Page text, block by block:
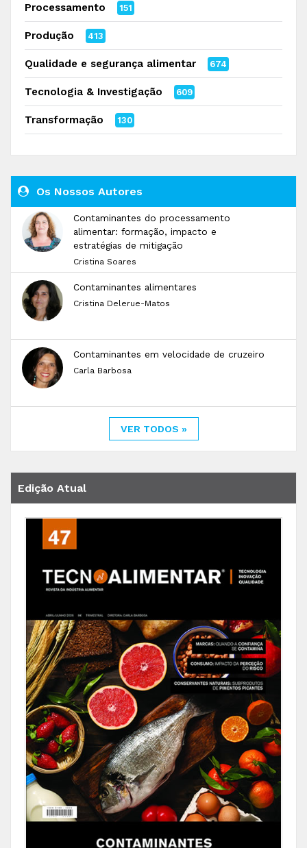
Processamento 151
Produção 413
Qualidade e segurança alimentar 674
Tecnologia & Investigação 609
Transformação 130
Os Nossos Autores
Contaminantes do processamento
alimentar: formação, impacto e
estratégias de mitigação
Cristina Soares
Contaminantes alimentares
Cristina Delerue-Matos
Contaminantes em velocidade de cruzeiro
Carla Barbosa
VER TODOS »
Edição Atual